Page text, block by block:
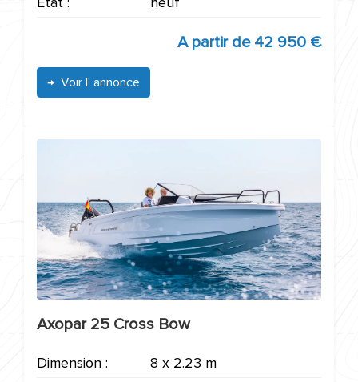
A partir de42 950 €
Voir l' annonce
Axopar 25 Cross Bow
Dimension :
8 x 2.23 m